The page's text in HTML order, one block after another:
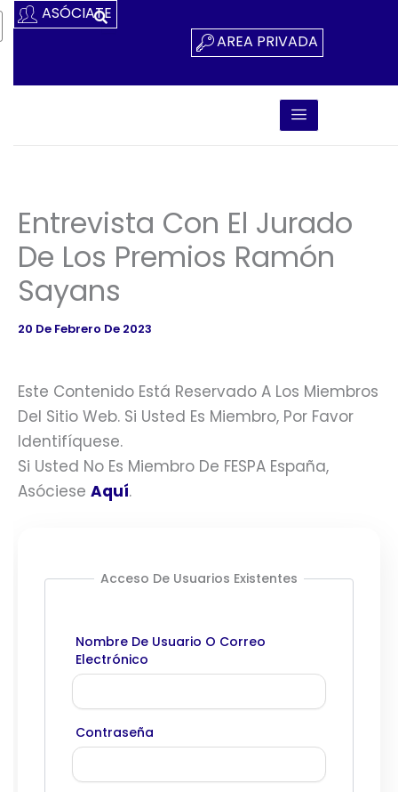
Ir
Al
ASÓCIATE
AREA PRIVADA
Entrevista Con El Jurado
De Los Premios Ramón
Sayans
20 De Febrero De 2023
Este Contenido Está Reservado A Los Miembros
Del Sitio Web. Si Usted Es Miembro, Por Favor
Identifíquese.
Si Usted No Es Miembro De FESPA España,
Asóciese Aquí.
Acceso De Usuarios Existentes
Nombre De Usuario O Correo
Electrónico
Contraseña